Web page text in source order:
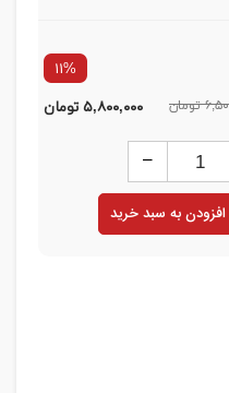
۱۱%
تومان ۵,۸۰۰,۰۰۰تومان
افزودن به سبد خرید